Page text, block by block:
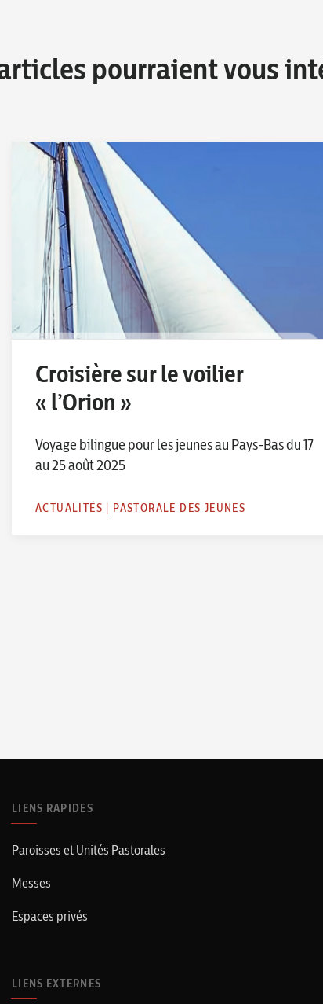
pourraient vous
Croisière sur le voilier
« l’Orion »
Voyage bilingue pour les jeunes au Pays-Bas du 17
au 25 août 2025
ACTUALITÉS | PASTORALE DES JEUNES
LIENS RAPIDES
Paroisses et Unités Pastorales
Messes
Espaces privés
LIENS EXTERNES